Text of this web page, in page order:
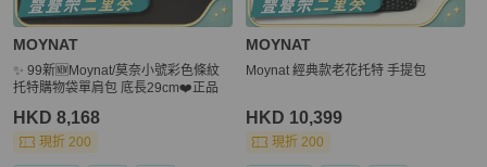
MOYNAT
✨ 99新🆕Moynat/莫奈小號彩色條紋
托特購物袋單肩包 底長29cm❤️正品
HKD 8,168
現折 200
MOYNAT
Moynat 經典款老花托特 手提包
HKD 10,399
現折 200